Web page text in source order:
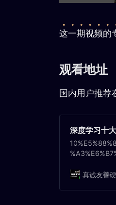
这一期视频的
观看地址
国内用户推荐
深度学习十
真诚友善